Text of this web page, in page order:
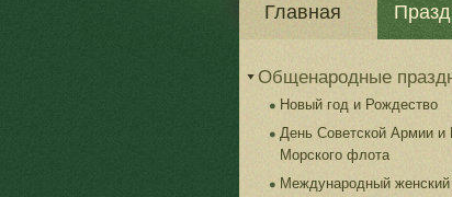
Главная
Общенародные
Новый год и Рождество
День Советской Армии и
Морского флота
Международный